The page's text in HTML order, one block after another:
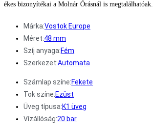
ékes bizonyítékai a Molnár Órásnál is megtalálhatóak.
Márka:Vostok Europe
Méret:48 mm
Szíj anyaga:Fém
Szerkezet:Automata
Számlap színe:Fekete
Tok színe:Ezüst
Üveg típusa:K1 üveg
Vízállóság:20 bar